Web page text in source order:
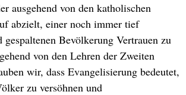
ausgehend von den katholischen
abzielt, einer noch immer tief
gespaltenen Bevölkerung Vertrauen zu
von den Lehren der Zweiten
wir, dass Evangelisierung bedeutet,
zu versöhnen und